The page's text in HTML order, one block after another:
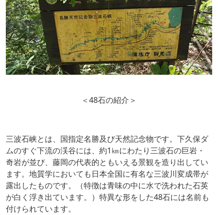
＜48石の紹介＞
三波石峡とは、国指定名勝及び天然記念物です。下久保ダ
ムのすぐ下流の渓谷には、約1㎞にわたり三波石の巨岩・
奇岩が並び、藤岡の代表的ともいえる景観を造り出してい
ます。地質学においても日本全国に有名な三波川変成帯が
露出したものです。（特徴は青味の中に水で洗われた石英
が白く浮き出ています。）特異な形をした48石には名前も
付けられています。